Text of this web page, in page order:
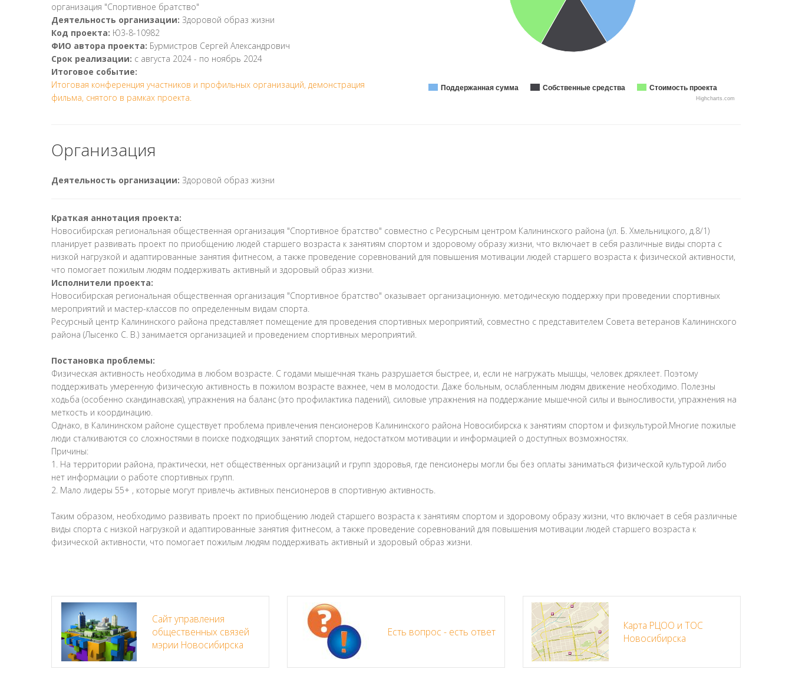
организация "Спортивное братство"
Деятельность организации: Здоровой образ жизни
Код проекта: Ю3-8-10982
ФИО автора проекта: Бурмистров Сергей Александрович
Срок реализации: с августа 2024 - по ноябрь 2024
Итоговое событие:
Итоговая конференция участников и профильных организаций, демонстрация
фильма, снятого в рамках проекта.
Поддержанная сумма Собственные средства Стоимость проекта
Highcharts.com
Организация
Деятельность организации: Здоровой образ жизни
Краткая аннотация проекта:
Новосибирская региональная общественная организация "Спортивное братство" совместно с Ресурсным центром Калининского района (ул. Б. Хмельницкого, д.8/1)
планирует развивать проект по приобщению людей старшего возраста к занятиям спортом и здоровому образу жизни, что включает в себя различные виды спорта с
низкой нагрузкой и адаптированные занятия фитнесом, а также проведение соревнований для повышения мотивации людей старшего возраста к физической активности,
что помогает пожилым людям поддерживать активный и здоровый образ жизни.
Исполнители проекта:
Новосибирская региональная общественная организация "Спортивное братство" оказывает организационную. методическую поддержку при проведении спортивных
мероприятий и мастер-классов по определенным видам спорта.
Ресурсный центр Калининского района представляет помещение для проведения спортивных мероприятий, совместно с представителем Совета ветеранов Калининского
района (Лысенко С. В.) занимается организацией и проведением спортивных мероприятий.
Постановка проблемы:
Физическая активность необходима в любом возрасте. С годами мышечная ткань разрушается быстрее, и, если не нагружать мышцы, человек дряхлеет. Поэтому
поддерживать умеренную физическую активность в пожилом возрасте важнее, чем в молодости. Даже больным, ослабленным людям движение необходимо. Полезны
ходьба (особенно скандинавская), упражнения на баланс (это профилактика падений), силовые упражнения на поддержание мышечной силы и выносливости, упражнения на
меткость и координацию.
Однако, в Калининском районе существует проблема привлечения пенсионеров Калининского района Новосибирска к занятиям спортом и физкультурой.Многие пожилые
люди сталкиваются со сложностями в поиске подходящих занятий спортом, недостатком мотивации и информацией о доступных возможностях.
Причины:
1. На территории района, практически, нет общественных организаций и групп здоровья, где пенсионеры могли бы без оплаты заниматься физической культурой либо
нет информации о работе спортивных групп.
2. Мало лидеры 55+ , которые могут привлечь активных пенсионеров в спортивную активность.
Таким образом, необходимо развивать проект по приобщению людей старшего возраста к занятиям спортом и здоровому образу жизни, что включает в себя различные
виды спорта с низкой нагрузкой и адаптированные занятия фитнесом, а также проведение соревнований для повышения мотивации людей старшего возраста к
физической активности, что помогает пожилым людям поддерживать активный и здоровый образ жизни.
Сайт управления
общественных связей
мэрии Новосибирска
Есть вопрос - есть ответ
Карта РЦОО и ТОС
Новосибирска